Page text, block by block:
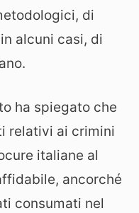
di
alcuni casi, di
ha spiegato che
relativi ai crimini
italiane al
ancorché
consumati nel